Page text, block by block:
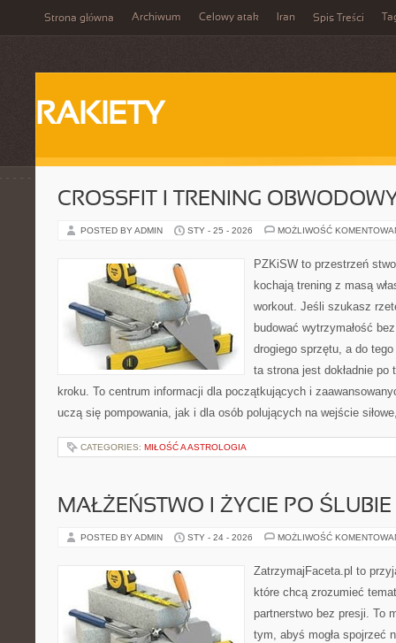
Strona główna Archiwum Celowy atak Iran Spis Treści
RAKIETY
CROSSFIT I TRENING
POSTED BY ADMIN STY - 25 - 2026 MOŻLIWOŚĆ
PZKiSW to przestrzeń
kochają trening z masą
workout. Jeśli szukasz
budować wytrzymałość
drogiego sprzętu, a do
ta strona jest dokładnie
kroku. To centrum informacji dla początkujących i
uczą się pompowania, jak i dla osób polujących na wejście
CATEGORIES: MIŁOŚĆ A ASTROLOGIA
MAŁŻEŃSTWO I ŻYCIE PO ŚLUBIE
POSTED BY ADMIN STY - 24 - 2026 MOŻLIWOŚĆ
ZatrzymajFaceta.pl to
które chcą zrozumieć
partnerstwo bez presji. To
tym, abyś mogła spojrzeć